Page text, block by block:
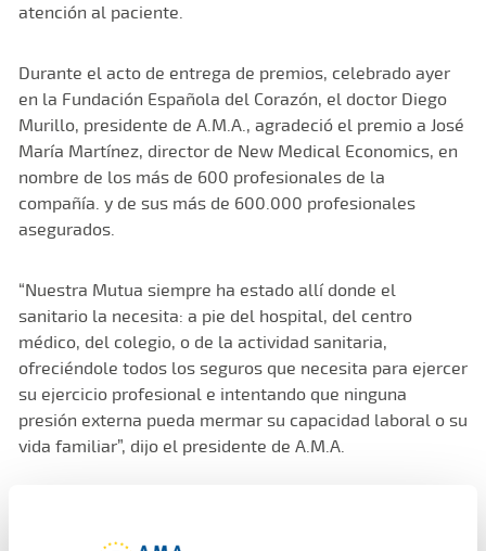
atención al paciente.
Durante el acto de entrega de premios, celebrado ayer
en la Fundación Española del Corazón, el doctor Diego
Murillo, presidente de A.M.A., agradeció el premio a José
María Martínez, director de New Medical Economics, en
nombre de los más de 600 profesionales de la
compañía. y de sus más de 600.000 profesionales
asegurados.
“Nuestra Mutua siempre ha estado allí donde el
sanitario la necesita: a pie del hospital, del centro
médico, del colegio, o de la actividad sanitaria,
ofreciéndole todos los seguros que necesita para ejercer
su ejercicio profesional e intentando que ninguna
presión externa pueda mermar su capacidad laboral o su
vida familiar”, dijo el presidente de A.M.A.